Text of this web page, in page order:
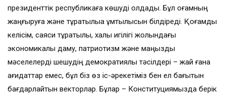
президенттік республикаға көшуді қолдады. Бұл қоғамның
жаңғыруға және тұрақтылыққа ұмтылысын білдіреді. Қоғамдық
келісім, саяси тұрақтылық, халық игілігі жолындағы
экономикалық даму, патриотизм және маңызды
мәселелерді шешудің демократиялық тәсілдері – жай ғана
қағидаттар емес, бұл біз өз іс-әрекетіміз бен ел бағытын
бағдарлайтын векторлар. Бұлар – Конституциямызда берік